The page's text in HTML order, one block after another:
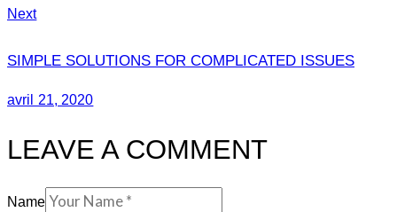
Next
SIMPLE SOLUTIONS FOR COMPLICATED ISSUES
avril 21, 2020
LEAVE A COMMENT
Name